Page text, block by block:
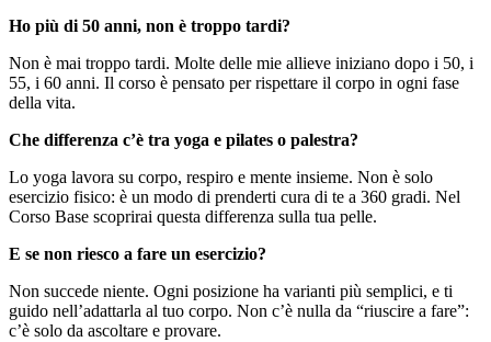
Ho più di 50 anni, non è troppo tardi?
Non è mai troppo tardi. Molte delle mie allieve iniziano dopo i 50, i
55, i 60 anni. Il corso è pensato per rispettare il corpo in ogni fase
della vita.
Che differenza c’è tra yoga e pilates o palestra?
Lo yoga lavora su corpo, respiro e mente insieme. Non è solo
esercizio fisico: è un modo di prenderti cura di te a 360 gradi. Nel
Corso Base scoprirai questa differenza sulla tua pelle.
E se non riesco a fare un esercizio?
Non succede niente. Ogni posizione ha varianti più semplici, e ti
guido nell’adattarla al tuo corpo. Non c’è nulla da “riuscire a fare”:
c’è solo da ascoltare e provare.